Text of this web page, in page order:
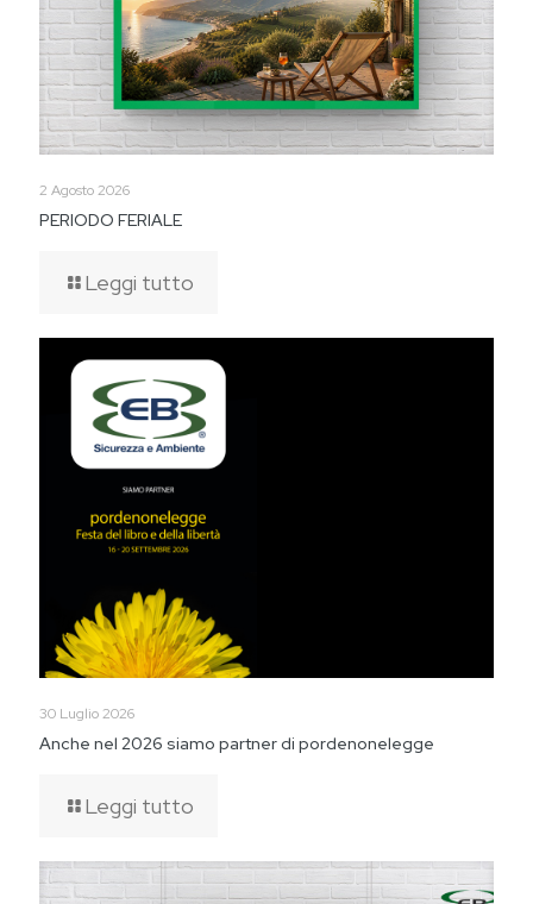
2 Agosto 2026
PERIODO FERIALE
Leggi tutto
30 Luglio 2026
Anche nel 2026 siamo partner di pordenonelegge
Leggi tutto